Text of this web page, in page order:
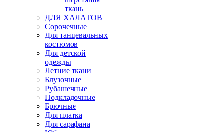
ткань
ДЛЯ ХАЛАТОВ
Сорочечные
Для танцевальных
костюмов
Для детской
одежды
Летние ткани
Блузочные
Рубашечные
Подкладочные
Брючные
Для платка
Для сарафана